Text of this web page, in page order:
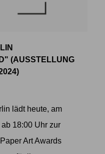
(AUSSTELLUNG
lädt heute, am
18:00 Uhr zur
Art Awards